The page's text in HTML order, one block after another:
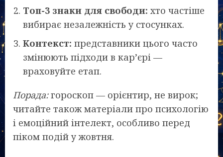
Топ-3 знаки для свободи: хто частіше
вибирає незалежність у стосунках.
Контекст: представники цього часто
змінюють підходи в кар’єрі —
враховуйте етап.
Порада:гороскоп — орієнтир, не вирок;
читайте також матеріали про психологію
і емоційний інтелект, особливо перед
піком подій у жовтня.